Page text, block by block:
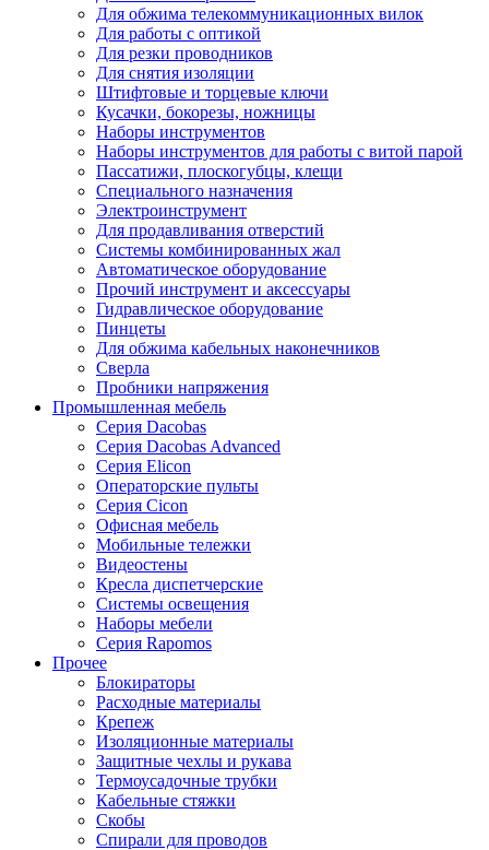
Для обжима телекоммуникационных вилок
Для работы с оптикой
Для резки проводников
Для снятия изоляции
Штифтовые и торцевые ключи
Кусачки, бокорезы, ножницы
Наборы инструментов
Наборы инструментов для работы с витой парой
Пассатижи, плоскогубцы, клещи
Специального назначения
Электроинструмент
Для продавливания отверстий
Системы комбинированных жал
Автоматическое оборудование
Прочий инструмент и аксессуары
Гидравлическое оборудование
Пинцеты
Для обжима кабельных наконечников
Сверла
Пробники напряжения
Промышленная мебель
Серия Dacobas
Серия Dacobas Advanced
Серия Elicon
Операторские пульты
Серия Cicon
Офисная мебель
Мобильные тележки
Видеостены
Кресла диспетчерские
Системы освещения
Наборы мебели
Серия Rapomos
Прочее
Блокираторы
Расходные материалы
Крепеж
Изоляционные материалы
Защитные чехлы и рукава
Термоусадочные трубки
Кабельные стяжки
Скобы
Спирали для проводов